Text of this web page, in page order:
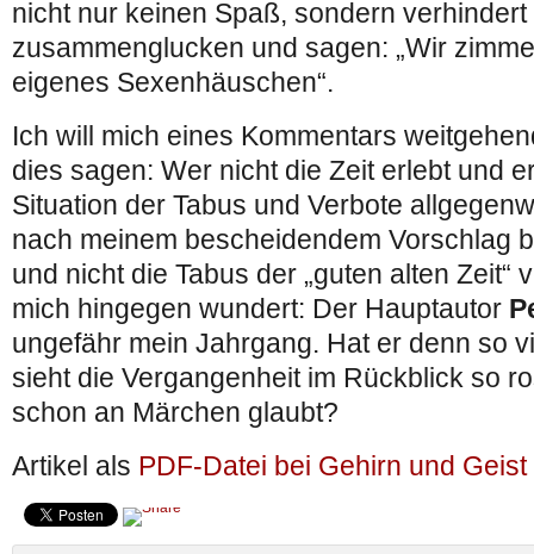
nicht nur keinen Spaß, sondern
zusammenglucken und sagen: „Wir
eigenes Sexenhäuschen“.
Ich will mich eines Kommentars
dies sagen: Wer nicht die Zeit erlebt und
Situation der Tabus und Verbote
nach meinem bescheidendem Vorschlag
und nicht die Tabus der „guten alten Zeit“
mich hingegen wundert: Der Hauptautor
ungefähr mein Jahrgang. Hat er denn so
sieht die Vergangenheit im Rückblick so
schon an Märchen glaubt?
Artikel als PDF-Datei bei Gehirn und